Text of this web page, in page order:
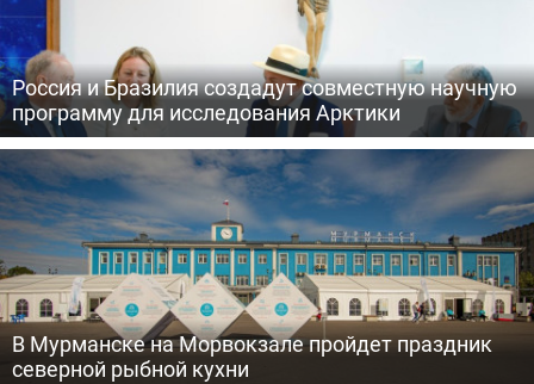
Россия и Бразилия создадут совместную научную
программу для исследования Арктики
В Мурманске на Морвокзале пройдет праздник
северной рыбной кухни